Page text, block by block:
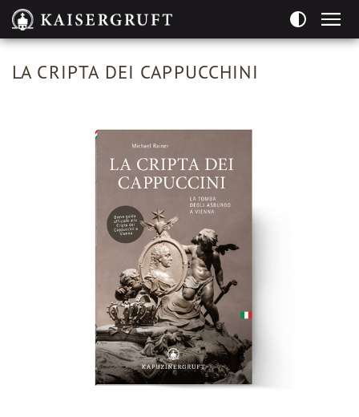
Seitenbereiche:
LA CRIPTA DEI CAPPUCCHINI